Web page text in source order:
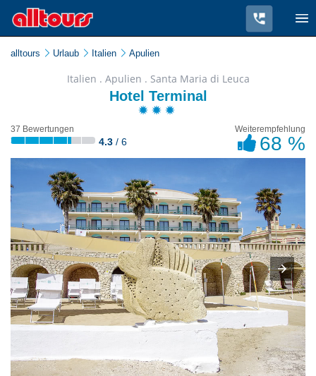
alltours Urlaub Italien Apulien
Italien . Apulien . Santa Maria di Leuca
Hotel Terminal
37 Bewertungen
4.3 / 6
Weiterempfehlung
68 %